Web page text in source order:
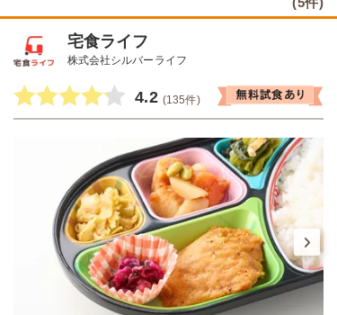
宅食ライフ
株式会社シルバーライフ
4.2 (135件)